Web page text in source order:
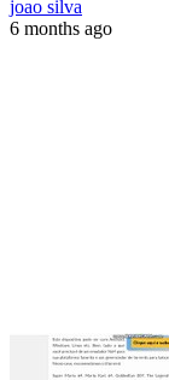
joao silva
6 months ago